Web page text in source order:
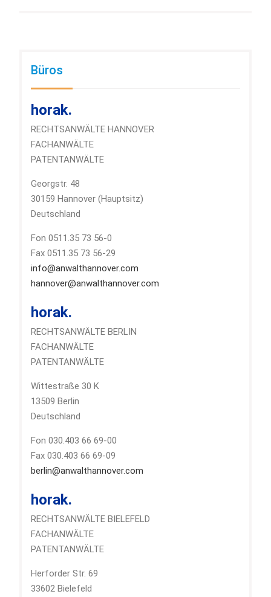
Büros
horak.
RECHTSANWÄLTE HANNOVER
FACHANWÄLTE
PATENTANWÄLTE
Georgstr. 48
30159 Hannover (Hauptsitz)
Deutschland
Fon 0511.35 73 56-0
Fax 0511.35 73 56-29
info@anwalthannover.com
hannover@anwalthannover.com
horak.
RECHTSANWÄLTE BERLIN
FACHANWÄLTE
PATENTANWÄLTE
Wittestraße 30 K
13509 Berlin
Deutschland
Fon 030.403 66 69-00
Fax 030.403 66 69-09
berlin@anwalthannover.com
horak.
RECHTSANWÄLTE BIELEFELD
FACHANWÄLTE
PATENTANWÄLTE
Herforder Str. 69
33602 Bielefeld